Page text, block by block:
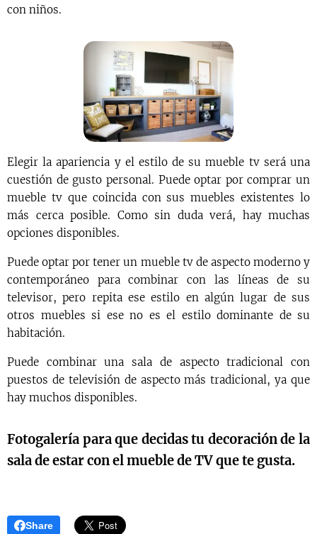
con niños.
Elegir la apariencia y el estilo de su mueble tv será una
cuestión de gusto personal. Puede optar por comprar un
mueble tv que coincida con sus muebles existentes lo
más cerca posible. Como sin duda verá, hay muchas
opciones disponibles.
Puede optar por tener un mueble tv de aspecto moderno y
contemporáneo para combinar con las líneas de su
televisor, pero repita ese estilo en algún lugar de sus
otros muebles si ese no es el estilo dominante de su
habitación.
Puede combinar una sala de aspecto tradicional con
puestos de televisión de aspecto más tradicional, ya que
hay muchos disponibles.
Fotogalería para que decidas tu decoración de la
sala de estar con el mueble de TV que te gusta.
Share